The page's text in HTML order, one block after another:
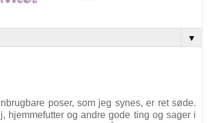
▼
poser, som jeg synes, er ret søde.
hjemmefutter og andre gode ting og sager i